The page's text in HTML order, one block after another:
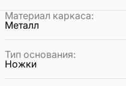
Материал каркаса:
Металл
Тип основания:
Ножки